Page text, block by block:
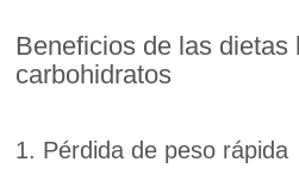
Beneficios de las dietas
carbohidratos
1. Pérdida de peso rápida